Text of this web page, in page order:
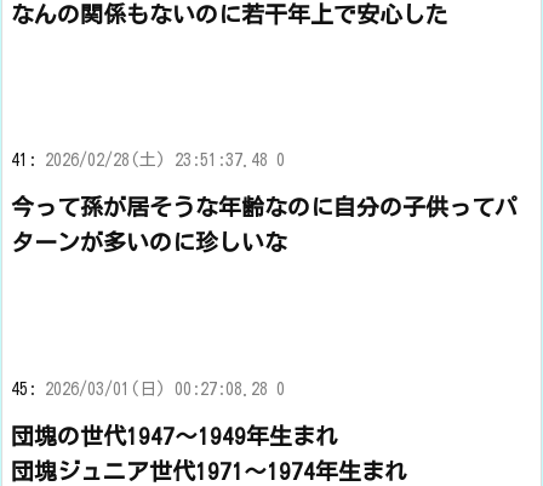
なんの関係もないのに若干年上で安心した
41: 2026/02/28(土) 23:51:37.48 0
今って孫が居そうな年齢なのに自分の子供ってパ
ターンが多いのに珍しいな
45: 2026/03/01(日) 00:27:08.28 0
団塊の世代1947～1949年生まれ
団塊ジュニア世代1971～1974年生まれ